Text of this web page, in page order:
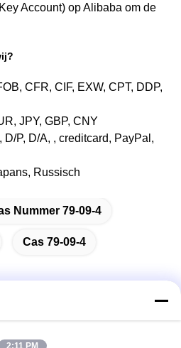
Account) op Alibaba om de
CFR, CIF, EXW, CPT, DDP,
JPY, GBP, CNY
P, D/A, , creditcard, PayPal,
Russisch
Nummer 79-09-4
Cas 79-09-4
2:11 PM